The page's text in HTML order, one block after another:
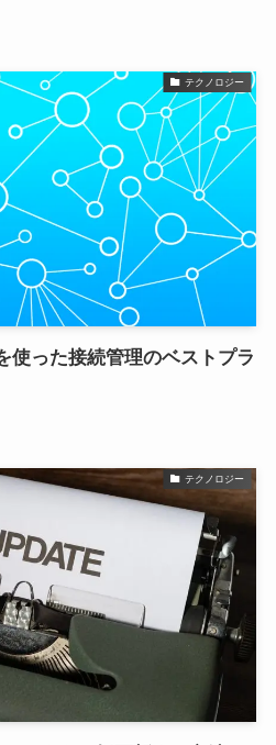
テクノロジー
使った接続管理のベストプラ
テクノロジー